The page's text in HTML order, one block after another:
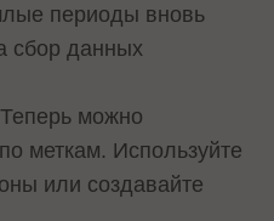
периоды вновь
сбор данных
Теперь можно
меткам. Используйте
или создавайте